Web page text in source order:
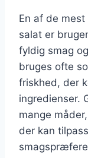
En af de
salat er
fyldig smag
bruges ofte
friskhed, der
ingredienser.
mange
der kan